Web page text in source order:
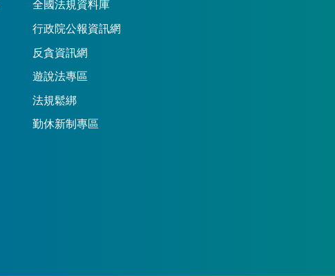
全國法規資料庫
行政院公報資訊網
反貪資訊網
遊說法專區
法規鬆綁
勤休新制專區